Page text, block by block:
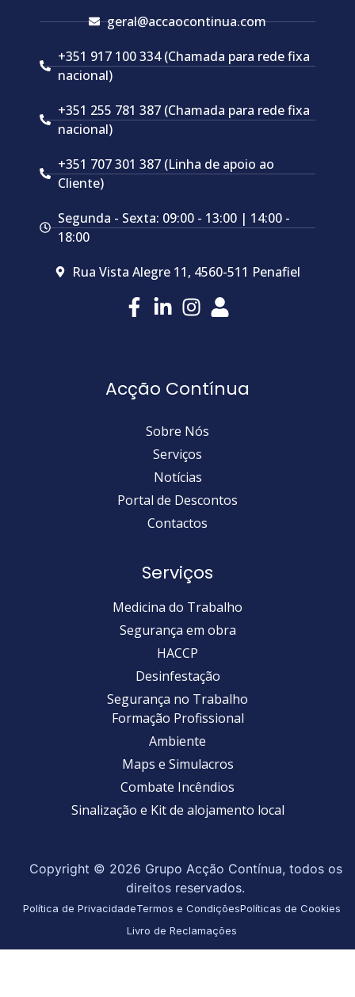
geral@accaocontinua.com
+351 917 100 334 (Chamada para rede fixa
nacional)
+351 255 781 387 (Chamada para rede fixa
nacional)
+351 707 301 387 (Linha de apoio ao
Cliente)
Segunda - Sexta: 09:00 - 13:00 | 14:00 -
18:00
Rua Vista Alegre 11, 4560-511 Penafiel
Acção Contínua
Sobre Nós
Serviços
Notícias
Portal de Descontos
Contactos
Serviços
Medicina do Trabalho
Segurança em obra
HACCP
Desinfestação
Segurança no Trabalho
Formação Profissional
Ambiente
Maps e Simulacros
Combate Incêndios
Sinalização e Kit de alojamento local
Copyright © 2026 Grupo Acção Contínua, todos os
direitos reservados.
Política de PrivacidadeTermos e CondiçõesPolíticas de Cookies
Livro de Reclamações